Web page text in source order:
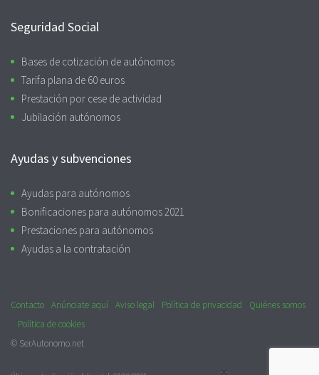
Seguridad Social
Bases de cotización de autónomos
Tarifa plana de 60 euros
Prestación por cese de actividad
Jubilación autónomos
Ayudas y subvenciones
Ayudas para autónomos
Bonificaciones para autónomos 2021
Prestaciones para autónomos
Ayudas a la contratación
Contacto Anúnciate aquí Aviso legal Política de privacidad
Quiénes somos
Política de cookies
© SerAutonomo.net